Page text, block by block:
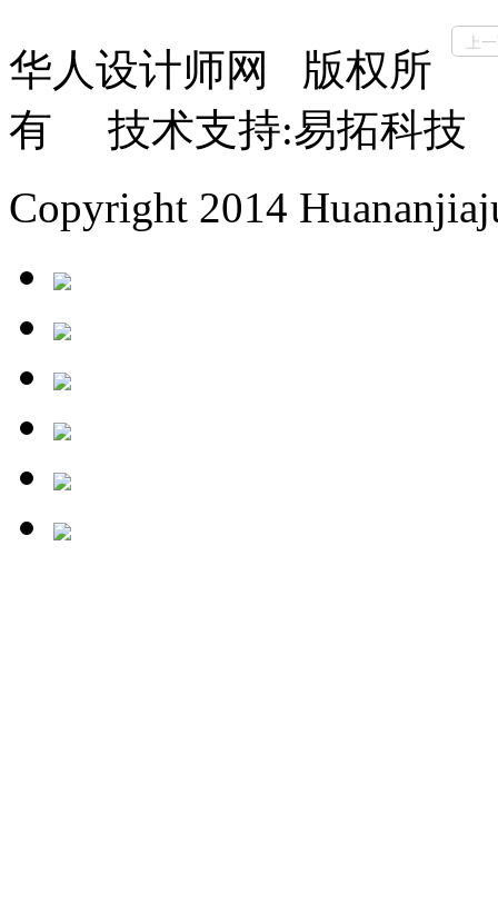
上
华人设计师网 版权所
有 技术支持:易拓科技
Copyright 2014